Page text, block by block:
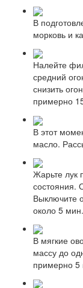
В
морковь и
Налейте
средний
снизить
примерно
В этот
масло.
Жарьте лук
состояния.
Выключите
около 5 мин.
В мягкие
массу до
примерно 5